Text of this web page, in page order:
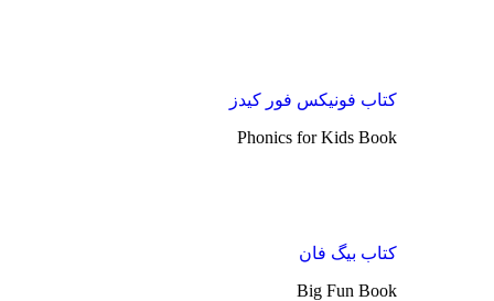
کتاب فونیکس فور کیدز
Phonics for Kids Book
کتاب بیگ فان
Big Fun Book